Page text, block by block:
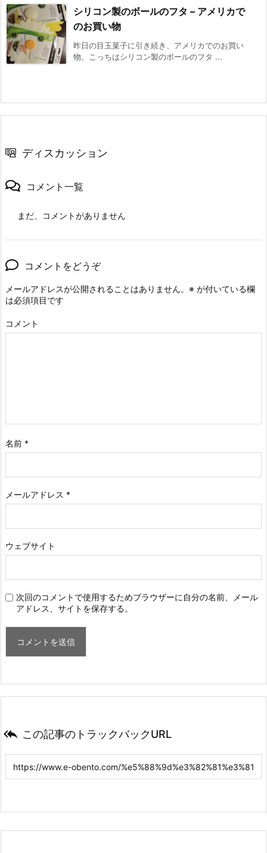
シリコン製のボールのフタ – アメリカで
のお買い物
昨日の目玉菓子に引き続き、アメリカでのお買い
物。こっちはシリコン製のボールのフタ ...
ディスカッション
コメント一覧
まだ、コメントがありません
コメントをどうぞ
メールアドレスが公開されることはありません。 ※ が付いている欄
は必須項目です
コメント
名前 *
メールアドレス *
ウェブサイト
次回のコメントで使用するためブラウザーに自分の名前、メール
アドレス、サイトを保存する。
 この記事のトラックバックURL